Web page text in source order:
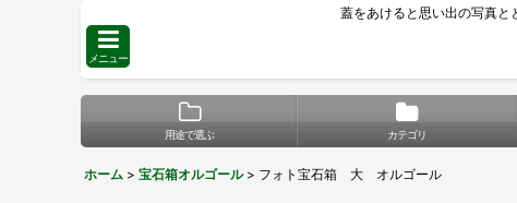
蓋をあけると思い出の写真と
メニュー
用途で選ぶ カテゴリ
ホーム > 宝石箱オルゴール > フォト宝石箱 大 オルゴール